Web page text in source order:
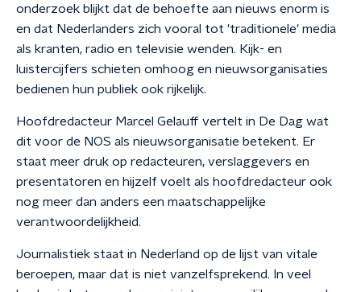
onderzoek blijkt dat de behoefte aan nieuws enorm is
en dat Nederlanders zich vooral tot 'traditionele' media
als kranten, radio en televisie wenden. Kijk- en
luistercijfers schieten omhoog en nieuwsorganisaties
bedienen hun publiek ook rijkelijk.
Hoofdredacteur Marcel Gelauff vertelt in De Dag wat
dit voor de NOS als nieuwsorganisatie betekent. Er
staat meer druk op redacteuren, verslaggevers en
presentatoren en hijzelf voelt als hoofdredacteur ook
nog meer dan anders een maatschappelijke
verantwoordelijkheid.
Journalistiek staat in Nederland op de lijst van vitale
beroepen, maar dat is niet vanzelfsprekend. In veel